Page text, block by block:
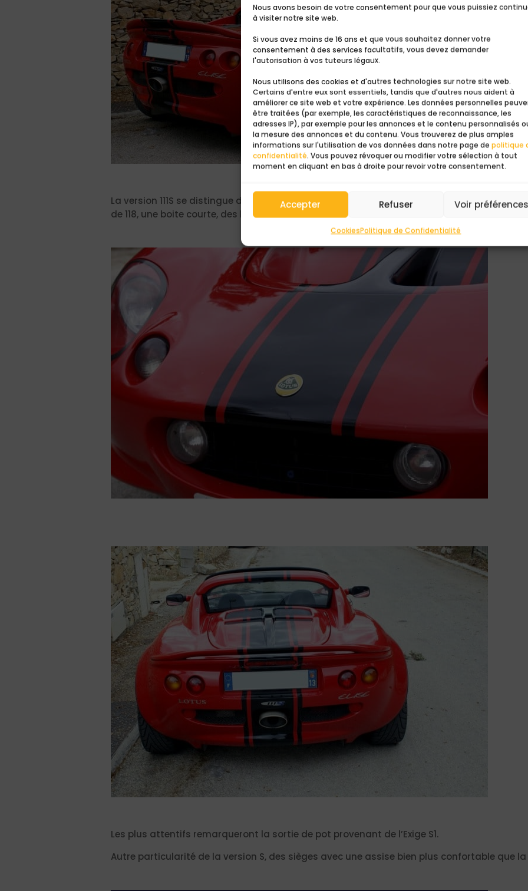
Nous avons besoin de votre consentement pour que vous puissiez
à visiter notre site web.
Si vous avez moins de 16 ans et que vous souhaitez donner votre
consentement à des services facultatifs, vous devez demander
l'autorisation à vos tuteurs légaux.
Nous utilisons des cookies et d'autres technologies sur notre site web.
Certains d'entre eux sont essentiels, tandis que d'autres nous aident à
améliorer ce site web et votre expérience. Les données personnelles
être traitées (par exemple, les caractéristiques de reconnaissance, les
adresses IP), par exemple pour les annonces et le contenu personnalisés
la mesure des annonces et du contenu. Vous trouverez de plus amples
informations sur l'utilisation de vos données dans notre page de politique
confidentialité. Vous pouvez révoquer ou modifier votre sélection à tout
moment en cliquant en bas à droite pour revoir votre consentement.
Accepter Refuser Voir préférences
CookiesPolitique de Confidentialité
La version 111S se distingue des 111 normales par des pneumatiques plus larges à l’arrière
de 118, une boite courte, des bulles de phares, des longues portées et quelques autres
Les plus attentifs remarqueront la sortie de pot provenant de l’Exige S1.
Autre particularité de la version S, des sièges avec une assise bien plus confortable que